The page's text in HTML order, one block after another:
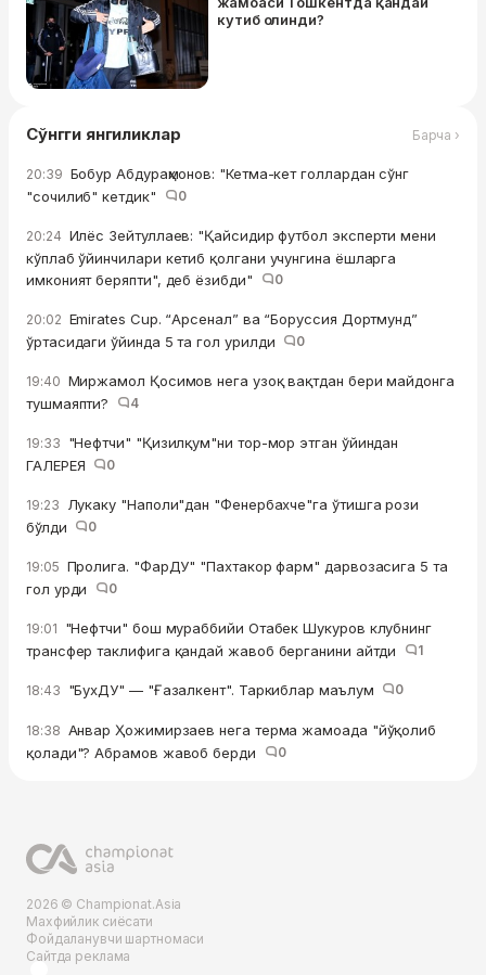
кутиб олинди?
Сўнгги янгиликлар Барча ›
20:39 Бобур Абдураҳмонов: "Кетма-кет голлардан сўнг
"сочилиб" кетдик"
0
20:24 Илёс Зейтуллаев: "Қайсидир футбол эксперти мени
кўплаб ўйинчилари кетиб қолгани учунгина ёшларга
имконият беряпти", деб ёзибди"
0
20:02 Emirates Cup. “Арсенал” ва “Боруссия Дортмунд”
ўртасидаги ўйинда 5 та гол урилди
0
19:40 Миржамол Қосимов нега узоқ вақтдан бери майдонга
тушмаяпти?
4
19:33 "Нефтчи" "Қизилқум"ни тор-мор этган ўйиндан
ГАЛЕРЕЯ
0
19:23 Лукаку "Наполи"дан "Фенербахче"га ўтишга рози
бўлди
0
19:05 Пролига. "ФарДУ" "Пахтакор фарм" дарвозасига 5 та
гол урди
0
19:01 "Нефтчи" бош мураббийи Отабек Шукуров клубнинг
трансфер таклифига қандай жавоб берганини айтди
1
18:43 "БухДУ" — "Ғазалкент". Таркиблар маълум 0
18:38 Анвар Ҳожимирзаев нега терма жамоада "йўқолиб
қолади"? Абрамов жавоб берди
0
2026 © Championat.Asia
Махфийлик сиёсати
Фойдаланувчи шартномаси
Сайтда реклама